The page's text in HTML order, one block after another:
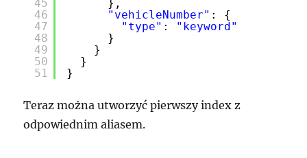
45
46
47
48
49
50
51
},
"vehicleNumber" : {
"type" : "keyword"
}
}
}
}
Teraz można utworzyć pierwszy index z
odpowiednim aliasem.